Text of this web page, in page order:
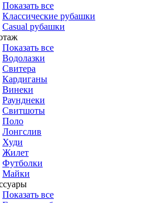
Показать все
Классические рубашки
Casual рубашки
Показать все
Водолазки
Свитера
Кардиганы
Винеки
Раунднеки
Свитшоты
Поло
Лонгслив
Худи
Жилет
Футболки
Майки
Показать все